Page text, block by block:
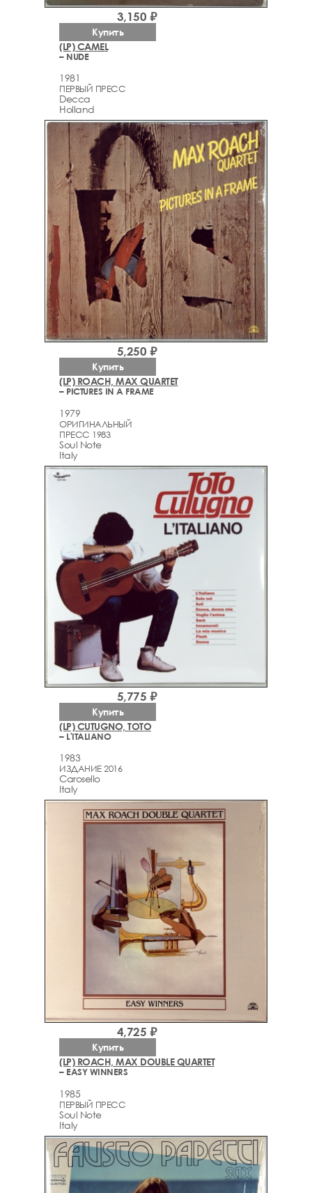
(LP) CAMEL
– NUDE
1981
ПЕРВЫЙ ПРЕСС
Decca
Holland
3,150 ₽
Купить
(LP) ROACH, MAX QUARTET
– PICTURES IN A FRAME
1979
ОРИГИНАЛЬНЫЙ
ПРЕСС 1983
Soul Note
Italy
5,250 ₽
Купить
(LP) CUTUGNO, TOTO
– L'ITALIANO
1983
ИЗДАНИЕ 2016
Carosello
Italy
5,775 ₽
Купить
(LP) ROACH, MAX DOUBLE QUARTET
– EASY WINNERS
1985
ПЕРВЫЙ ПРЕСС
Soul Note
Italy
4,725 ₽
Купить